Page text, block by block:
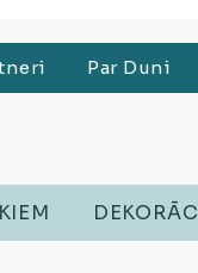
Lego, Austiņas
Par Duni